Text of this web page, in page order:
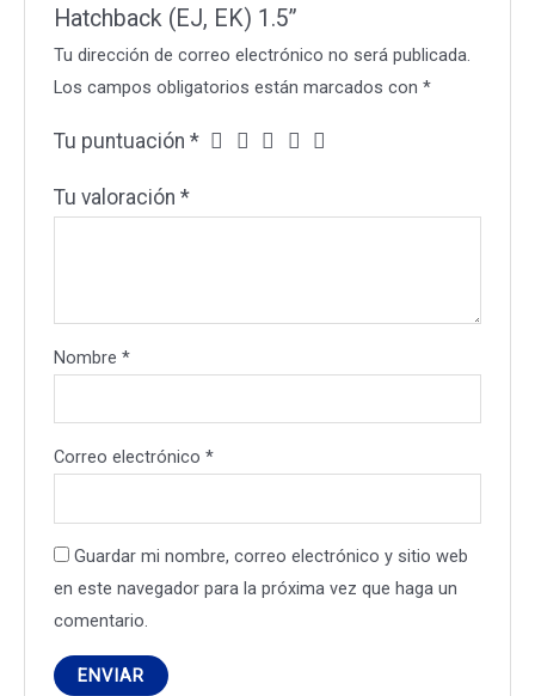
Hatchback (EJ, EK) 1.5”
Tu dirección de correo electrónico no será publicada.
Los campos obligatorios están marcados con*
Tu puntuación*
Tu valoración*
Nombre*
Correo electrónico*
Guardar mi nombre, correo electrónico y sitio web
en este navegador para la próxima vez que haga un
comentario.